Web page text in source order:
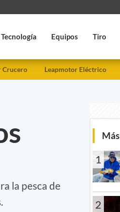
Tecnología Equipos Tiro
Crucero Leapmotor Eléctrico
la pesca de
1
2